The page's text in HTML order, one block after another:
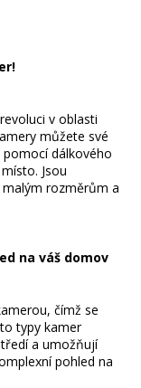
v oblasti
můžete své
dálkového
Jsou
rozměrům a
na váš domov
čímž se
typy kamer
a umožňují
pohled na